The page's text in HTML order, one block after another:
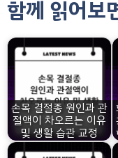
함께 읽어보
손목 결절종 원인과 관
절액이 차오르는 이유
및 생활 습관 교정